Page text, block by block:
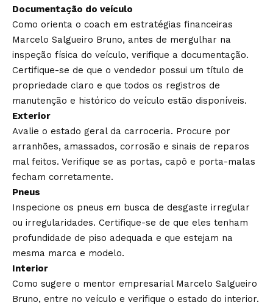
Documentação do veículo
Como orienta o coach em estratégias financeiras
Marcelo Salgueiro Bruno, antes de mergulhar na
inspeção física do veículo, verifique a documentação.
Certifique-se de que o vendedor possui um título de
propriedade claro e que todos os registros de
manutenção e histórico do veículo estão disponíveis.
Exterior
Avalie o estado geral da carroceria. Procure por
arranhões, amassados, corrosão e sinais de reparos
mal feitos. Verifique se as portas, capô e porta-malas
fecham corretamente.
Pneus
Inspecione os pneus em busca de desgaste irregular
ou irregularidades. Certifique-se de que eles tenham
profundidade de piso adequada e que estejam na
mesma marca e modelo.
Interior
Como sugere o mentor empresarial Marcelo Salgueiro
Bruno, entre no veículo e verifique o estado do interior.